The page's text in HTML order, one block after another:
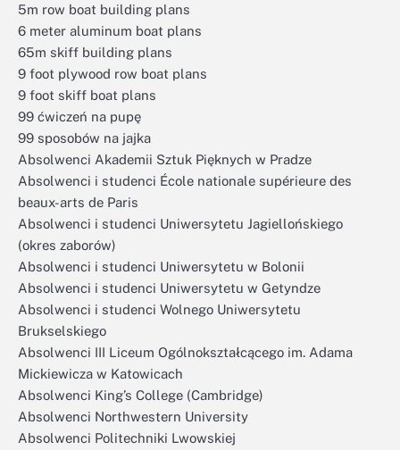
5m row boat building plans
6 meter aluminum boat plans
65m skiff building plans
9 foot plywood row boat plans
9 foot skiff boat plans
99 ćwiczeń na pupę
99 sposobów na jajka
Absolwenci Akademii Sztuk Pięknych w Pradze
Absolwenci i studenci École nationale supérieure des
beaux-arts de Paris
Absolwenci i studenci Uniwersytetu Jagiellońskiego
(okres zaborów)
Absolwenci i studenci Uniwersytetu w Bolonii
Absolwenci i studenci Uniwersytetu w Getyndze
Absolwenci i studenci Wolnego Uniwersytetu
Brukselskiego
Absolwenci III Liceum Ogólnokształcącego im. Adama
Mickiewicza w Katowicach
Absolwenci King’s College (Cambridge)
Absolwenci Northwestern University
Absolwenci Politechniki Lwowskiej